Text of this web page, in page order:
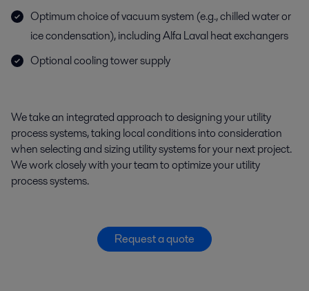
Optimum choice of vacuum system (e.g., chilled water or
ice condensation), including Alfa Laval heat exchangers
Optional cooling tower supply
We take an integrated approach to designing your utility
process systems, taking local conditions into consideration
when selecting and sizing utility systems for your next project.
We work closely with your team to optimize your utility
process systems.
Request a quote